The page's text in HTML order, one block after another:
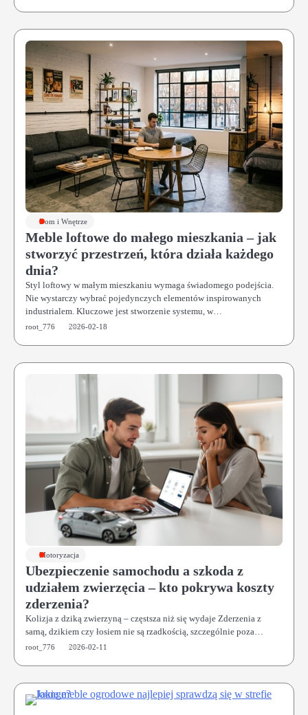
Dom i Wnętrze
Meble loftowe do małego mieszkania – jak
stworzyć przestrzeń, która działa każdego
dnia?
Styl loftowy w małym mieszkaniu wymaga świadomego podejścia.
Nie wystarczy wybrać pojedynczych elementów inspirowanych
industrialem. Kluczowe jest stworzenie systemu, w…
root_776 2026-02-18
Motoryzacja
Ubezpieczenie samochodu a szkoda z
udziałem zwierzęcia – kto pokrywa koszty
zderzenia?
Kolizja z dziką zwierzyną – częstsza niż się wydaje Zderzenia z
sarną, dzikiem czy łosiem nie są rzadkością, szczególnie poza…
root_776 2026-02-11